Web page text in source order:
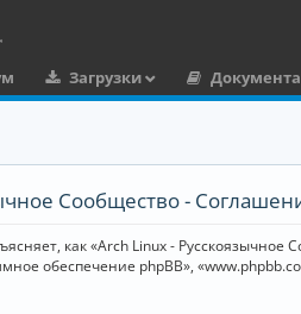
Загрузки
Сообщество -
как «Arch Linux -
обеспечение phpBB»,